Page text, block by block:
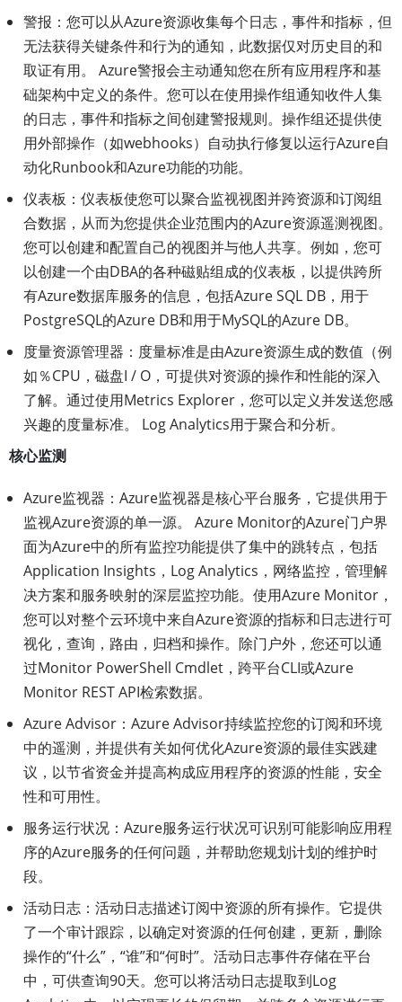
警报：您可以从Azure资源收集每个日志，事件和指标，但
无法获得关键条件和行为的通知，此数据仅对历史目的和
取证有用。 Azure警报会主动通知您在所有应用程序和基
础架构中定义的条件。您可以在使用操作组通知收件人集
的日志，事件和指标之间创建警报规则。操作组还提供使
用外部操作（如webhooks）自动执行修复以运行Azure自
动化Runbook和Azure功能的功能。
仪表板：仪表板使您可以聚合监视视图并跨资源和订阅组
合数据，从而为您提供企业范围内的Azure资源遥测视图。
您可以创建和配置自己的视图并与他人共享。例如，您可
以创建一个由DBA的各种磁贴组成的仪表板，以提供跨所
有Azure数据库服务的信息，包括Azure SQL DB，用于
PostgreSQL的Azure DB和用于MySQL的Azure DB。
度量资源管理器：度量标准是由Azure资源生成的数值（例
如％CPU，磁盘I / O，可提供对资源的操作和性能的深入
了解。通过使用Metrics Explorer，您可以定义并发送您感
兴趣的度量标准。 Log Analytics用于聚合和分析。
核心监测
Azure监视器：Azure监视器是核心平台服务，它提供用于
监视Azure资源的单一源。 Azure Monitor的Azure门户界
面为Azure中的所有监控功能提供了集中的跳转点，包括
Application Insights，Log Analytics，网络监控，管理解
决方案和服务映射的深层监控功能。使用Azure Monitor，
您可以对整个云环境中来自Azure资源的指标和日志进行可
视化，查询，路由，归档和操作。除门户外，您还可以通
过Monitor PowerShell Cmdlet，跨平台CLI或Azure
Monitor REST API检索数据。
Azure Advisor：Azure Advisor持续监控您的订阅和环境
中的遥测，并提供有关如何优化Azure资源的最佳实践建
议，以节省资金并提高构成应用程序的资源的性能，安全
性和可用性。
服务运行状况：Azure服务运行状况可识别可能影响应用程
序的Azure服务的任何问题，并帮助您规划计划的维护时
段。
活动日志：活动日志描述订阅中资源的所有操作。它提供
了一个审计跟踪，以确定对资源的任何创建，更新，删除
操作的“什么”，“谁”和“何时”。活动日志事件存储在平台
中，可供查询90天。您可以将活动日志提取到Log